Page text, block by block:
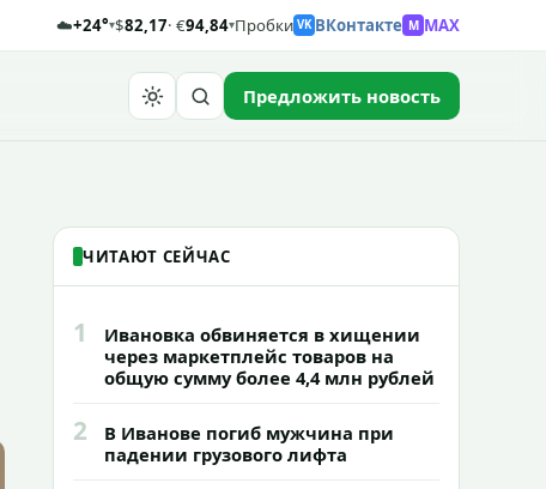
☁️+24°▾$82,17· €94,84▾Пробки VK ВКонтакте M MAX
Предложить новость
ЧИТАЮТ СЕЙЧАС
1
Ивановка обвиняется в хищении
через маркетплейс товаров на
общую сумму более 4,4 млн рублей
2
В Иванове погиб мужчина при
падении грузового лифта